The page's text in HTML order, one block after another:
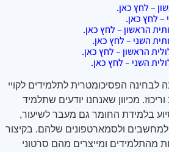
– לחץ כאן.
– לחץ כאן.
הראשון – לחץ כאן.
השני – לחץ כאן.
הראשון – לחץ כאן.
השני – לחץ כאן.
לבחינה הפסיכומטרית לתלמידים לקויי
מכיוון שאנחנו יודעים שתלמיד
בלמידת החומר גם מעבר לשיעור,
ולסמארטפונים שלהם. בקיצור
מהתלמידים ומייצרים מהם סרטוני